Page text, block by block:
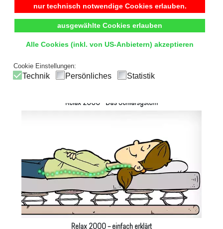
nur technisch notwendige Cookies erlauben.
ausgewählte Cookies erlauben
Alle Cookies (inkl. von US-Anbietern) akzeptieren
Cookie Einstellungen:
Technik Persönliches Statistik
Relax 2000 - Das Schlafsystem
Relax 2000 – einfach erklärt